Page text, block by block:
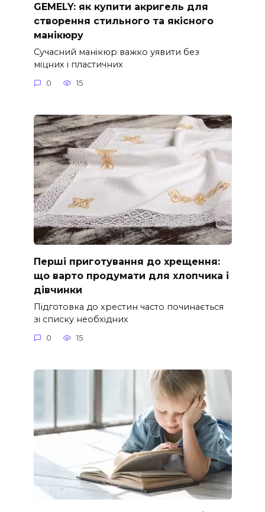
GEMELY: як купити акригель для
створення стильного та якісного
манікюру
Сучасний манікюр важко уявити без
міцних і пластичних
0 15
Перші приготування до хрещення:
що варто продумати для хлопчика і
дівчинки
Підготовка до хрестин часто починається
зі списку необхідних
0 15